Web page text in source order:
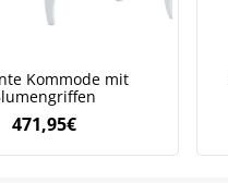
Kommode mit
471,95€